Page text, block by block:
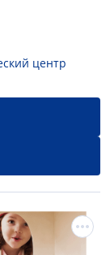
центр